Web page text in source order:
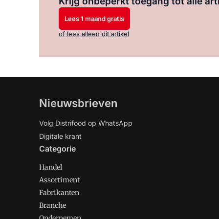
Lees 1 maand gratis
of lees alleen dit artikel
Nieuwsbrieven
Volg Distrifood op WhatsApp
Digitale krant
Categorie
Handel
Assortiment
Fabrikanten
Branche